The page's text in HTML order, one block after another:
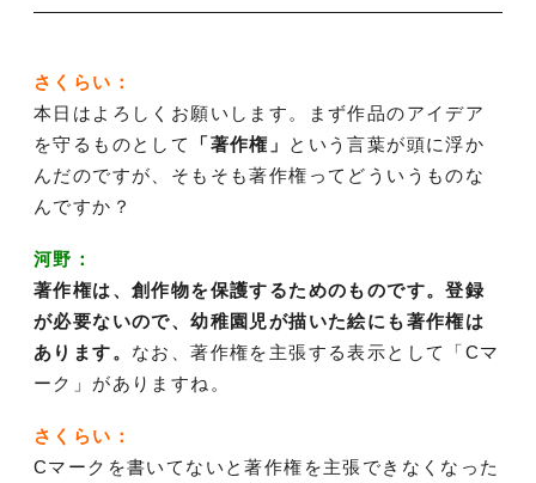
さくらい：
本日はよろしくお願いします。まず作品のアイデア
を守るものとして
「著作権」
という言葉が頭に浮か
んだのですが、そもそも著作権ってどういうものな
んですか？
河野：
著作権は、創作物を保護するためのものです。登録
が必要ないので、幼稚園児が描いた絵にも著作権は
あります。 なお、著作権を主張する表示として「Cマ
ーク」がありますね。
さくらい：
Cマークを書いてないと著作権を主張できなくなった